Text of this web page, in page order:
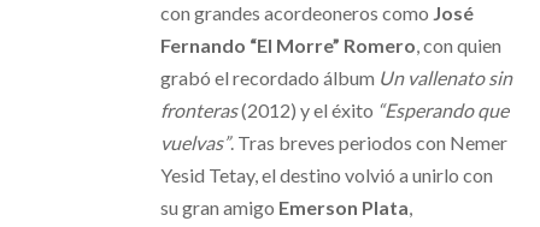
con grandes acordeoneros como José
Fernando “El Morre” Romero, con quien
grabó el recordado álbum Un vallenato sin
fronteras(2012) y el éxito “Esperando que
vuelvas”. Tras breves periodos con Nemer
Yesid Tetay, el destino volvió a unirlo con
su gran amigo Emerson Plata,